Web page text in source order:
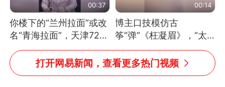
00:37
你楼下的“兰州拉面”或改
名“青海拉面”，天津72家
面馆已集体更换招牌
00:14
博主口技模仿古
筝“弹”《枉凝眉》，“太
像了～你是吃古筝长大的
吗？”“或将成为首位考级
不带古筝的选手。”（来
打开网易新闻，查看更多热门视频